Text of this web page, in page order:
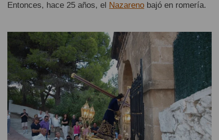
Entonces, hace 25 años, el Nazareno bajó en romería.